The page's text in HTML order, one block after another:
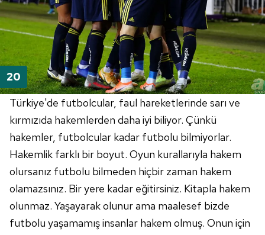
Türkiye'de futbolcular, faul hareketlerinde sarı ve
kırmızıda hakemlerden daha iyi biliyor. Çünkü
hakemler, futbolcular kadar futbolu bilmiyorlar.
Hakemlik farklı bir boyut. Oyun kurallarıyla hakem
olursanız futbolu bilmeden hiçbir zaman hakem
olamazsınız. Bir yere kadar eğitirsiniz. Kitapla hakem
olunmaz. Yaşayarak olunur ama maalesef bizde
futbolu yaşamamış insanlar hakem olmuş. Onun için